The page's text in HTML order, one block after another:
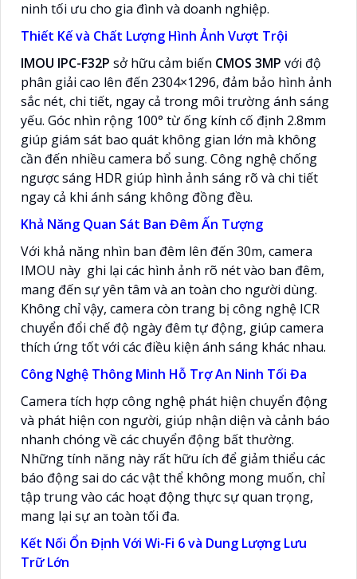
ninh tối ưu cho gia đình và doanh nghiệp.
Thiết Kế và Chất Lượng Hình Ảnh Vượt Trội
IMOU IPC-F32P sở hữu cảm biến CMOS 3MP với độ
phân giải cao lên đến 2304×1296, đảm bảo hình ảnh
sắc nét, chi tiết, ngay cả trong môi trường ánh sáng
yếu. Góc nhìn rộng 100° từ ống kính cố định 2.8mm
giúp giám sát bao quát không gian lớn mà không
cần đến nhiều camera bổ sung. Công nghệ chống
ngược sáng HDR giúp hình ảnh sáng rõ và chi tiết
ngay cả khi ánh sáng không đồng đều.
Khả Năng Quan Sát Ban Đêm Ấn Tượng
Với khả năng nhìn ban đêm lên đến 30m, camera
IMOU này ghi lại các hình ảnh rõ nét vào ban đêm,
mang đến sự yên tâm và an toàn cho người dùng.
Không chỉ vậy, camera còn trang bị công nghệ ICR
chuyển đổi chế độ ngày đêm tự động, giúp camera
thích ứng tốt với các điều kiện ánh sáng khác nhau.
Công Nghệ Thông Minh Hỗ Trợ An Ninh Tối Đa
Camera tích hợp công nghệ phát hiện chuyển động
và phát hiện con người, giúp nhận diện và cảnh báo
nhanh chóng về các chuyển động bất thường.
Những tính năng này rất hữu ích để giảm thiểu các
báo động sai do các vật thể không mong muốn, chỉ
tập trung vào các hoạt động thực sự quan trọng,
mang lại sự an toàn tối đa.
Kết Nối Ổn Định Với Wi-Fi 6 và Dung Lượng Lưu
Trữ Lớn